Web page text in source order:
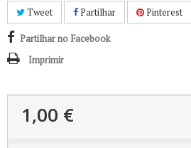
Tweet Partilhar Pinterest
Partilhar no Facebook
Imprimir
1,00 €